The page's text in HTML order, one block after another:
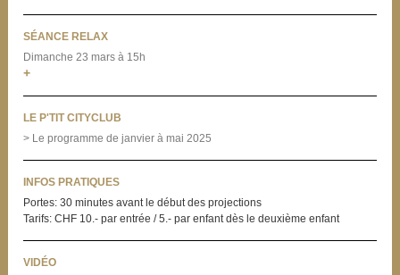
SÉANCE RELAX
Dimanche 23 mars à 15h
+
LE P'TIT CITYCLUB
> Le programme de janvier à mai 2025
INFOS PRATIQUES
Portes: 30 minutes avant le début des projections
Tarifs: CHF 10.- par entrée / 5.- par enfant dès le deuxième enfant
VIDÉO